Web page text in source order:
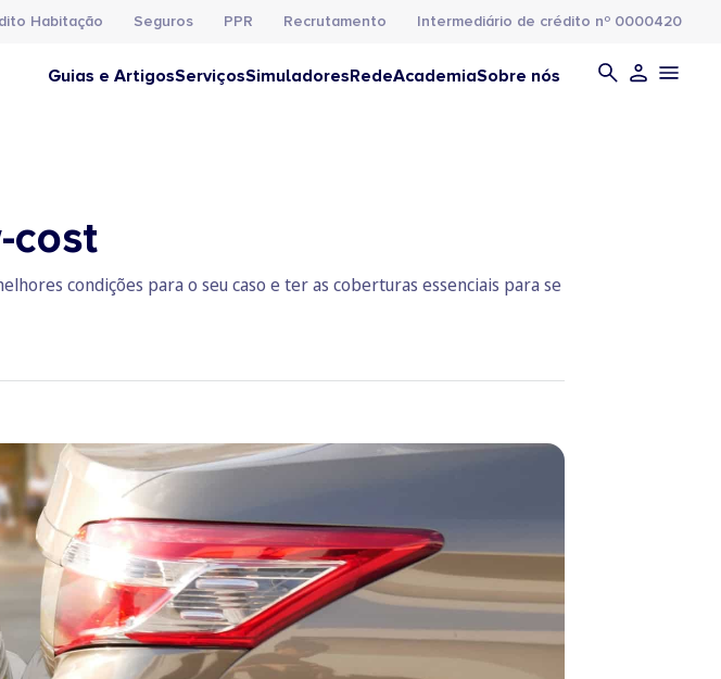
Habitação Seguros PPR Recrutamento Intermediário de crédito nº 0000420
Guias e ArtigosServiçosSimuladoresRedeAcademiaSobre nós
cost
condições para o seu caso e ter as coberturas essenciais para se